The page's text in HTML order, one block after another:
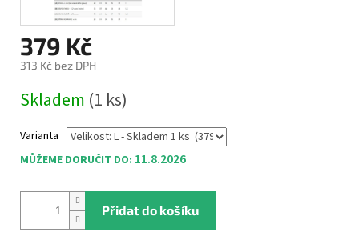
379 Kč
313 Kč bez DPH
cena:
Skladem (1 ks)
Varianta
MŮŽEME DORUČIT DO: 11.8.2026
Přidat do košíku